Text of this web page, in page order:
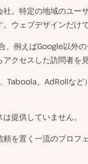
。特定の地域のユー
ウェブデザインだけ
、例えばGoogle以外
クセスした訪問者を
Taboola、AdRollな
提供していません。
を置く一流のプロフ